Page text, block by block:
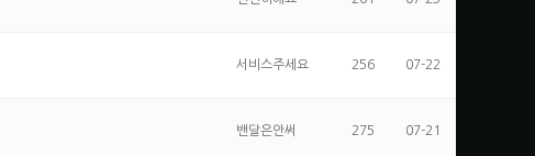
서비스주세요 256 07-22
밴달은안써 275 07-21